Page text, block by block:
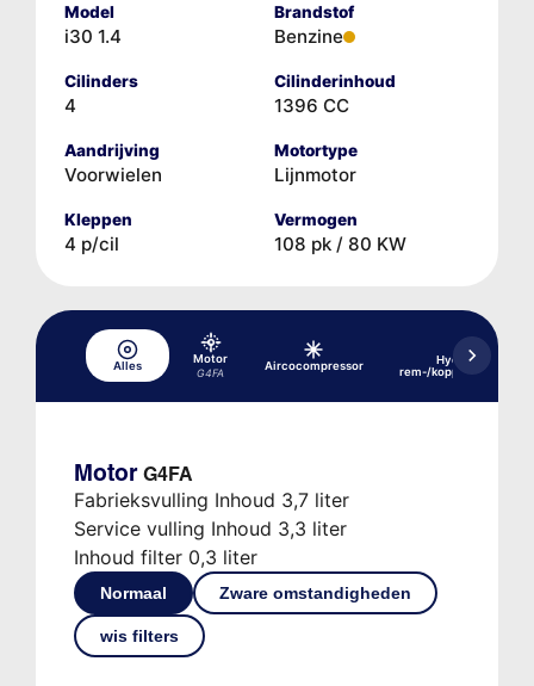
Model
i30 1.4
Brandstof
Benzine
Cilinders
4
Cilinderinhoud
1396 CC
Aandrijving
Voorwielen
Motortype
Lijnmotor
Kleppen
4 p/cil
Vermogen
108 pk / 80 KW
Alles
Motor
G4FA
Aircocompressor
Hydraulisch
rem-/
Motor G4FA
Fabrieksvulling Inhoud 3,7 liter
Service vulling Inhoud 3,3 liter
Inhoud filter 0,3 liter
Normaal Zware omstandigheden
wis filters